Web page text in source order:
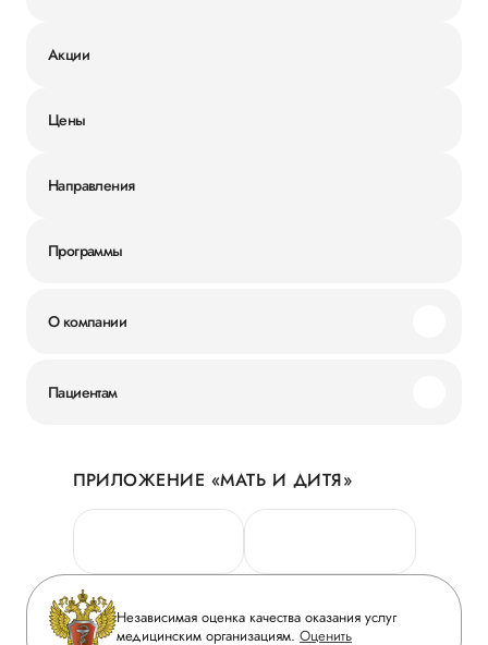
Акции
Цены
Направления
Программы
О компании
Новости
Руководство
Сотрудничество
Инвесторам
Журнал «Мать и дитя»
Пациентам
Личный кабинет
Персональные данные
Горячая линия качества
Вопрос-ответ
Приложение пациента
ПРИЛОЖЕНИЕ «МАТЬ И ДИТЯ»
Независимая оценка качества оказания услуг
медицинским организациям. Оценить